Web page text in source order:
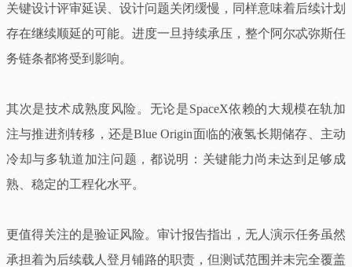
关键设计评审延误、设计问题关闭缓慢，同样意味着后续计划
存在继续顺延的可能。进度一旦持续承压，整个阿尔忒弥斯任
务链条都将受到影响。
其次是技术成熟度风险。无论是SpaceX依赖的大规模在轨加
注与推进剂转移，还是Blue Origin面临的液氢长期储存、主动
冷却与多轨道加注问题，都说明：关键能力尚未达到足够成
熟、稳定的工程化水平。
更值得关注的是验证风险。审计报告指出，无人演示任务虽然
承担着为后续载人登月铺路的职责，但测试范围并未完全覆盖